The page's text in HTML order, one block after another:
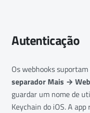
Autenticação
Os webhooks suportam
separador Mais →
guardar um nome de
Keychain do iOS. A